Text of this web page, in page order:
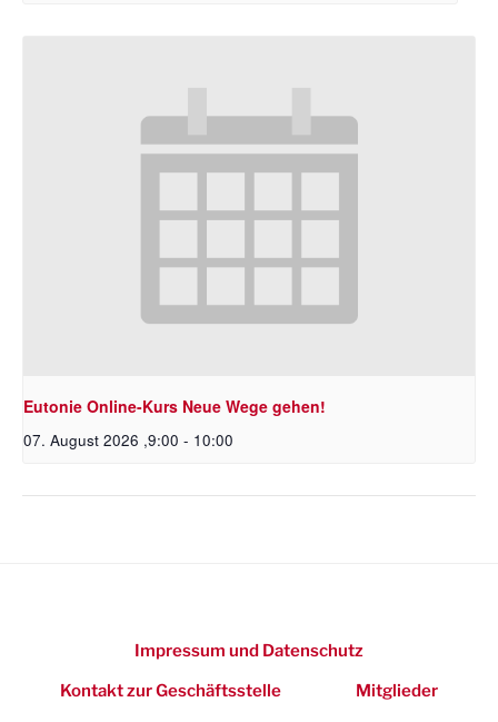
Eutonie Online-Kurs Neue Wege gehen!
07. August 2026 ,9:00 - 10:00
Impressum und Datenschutz
Kontakt zur Geschäftsstelle
Mitglieder